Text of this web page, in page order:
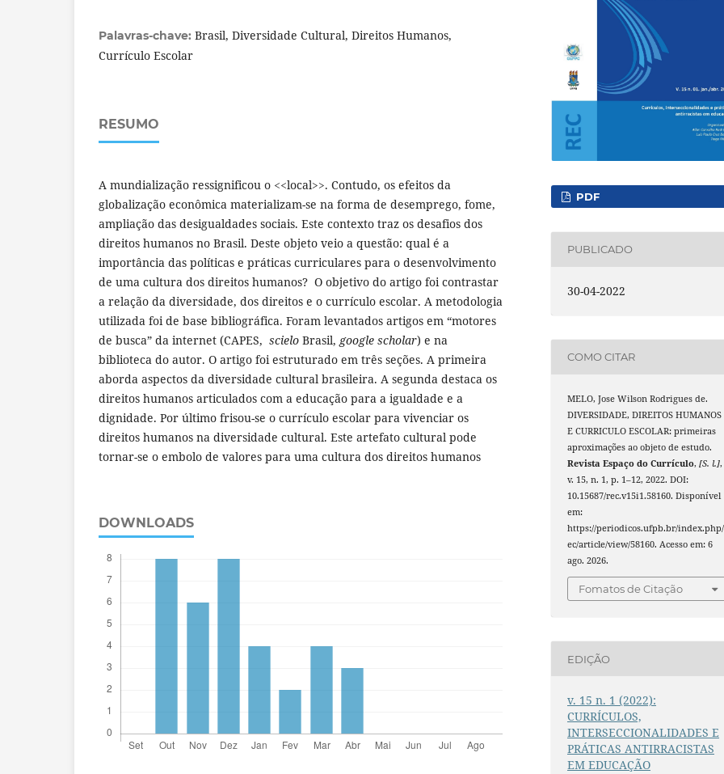
Palavras-chave: Brasil, Diversidade Cultural, Direitos Humanos,
Currículo Escolar
RESUMO
A mundialização ressignificou o <<local>>. Contudo, os efeitos da
globalização econômica materializam-se na forma de desemprego, fome,
ampliação das desigualdades sociais. Este contexto traz os desafios dos
direitos humanos no Brasil. Deste objeto veio a questão: qual é a
importância das políticas e práticas curriculares para o desenvolvimento
de uma cultura dos direitos humanos? O objetivo do artigo foi contrastar
a relação da diversidade, dos direitos e o currículo escolar. A metodologia
utilizada foi de base bibliográfica. Foram levantados artigos em “motores
de busca” da internet (CAPES, scielo Brasil, google scholar) e na
biblioteca do autor. O artigo foi estruturado em três seções. A primeira
aborda aspectos da diversidade cultural brasileira. A segunda destaca os
direitos humanos articulados com a educação para a igualdade e a
dignidade. Por último frisou-se o currículo escolar para vivenciar os
direitos humanos na diversidade cultural. Este artefato cultural pode
tornar-se o embolo de valores para uma cultura dos direitos humanos
DOWNLOADS
PDF
PUBLICADO
30-04-2022
COMO CITAR
MELO, Jose Wilson Rodrigues de.
DIVERSIDADE, DIREITOS HUMANOS
E CURRICULO ESCOLAR: primeiras
aproximações ao objeto de estudo.
Revista Espaço do Currículo,[S. l.],
v. 15, n. 1, p. 1–12, 2022. DOI:
10.15687/rec.v15i1.58160. Disponível
em:
https://periodicos.ufpb.br/
ec/article/view/58160. Acesso em: 6
ago. 2026.
Fomatos de Citação
EDIÇÃO
v. 15 n. 1 (2022):
CURRÍCULOS,
INTERSECCIONALIDADES E
PRÁTICAS ANTIRRACISTAS
EM EDUCAÇÃO